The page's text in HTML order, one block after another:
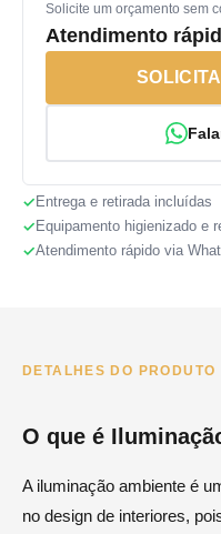
Solicite um orçamento sem
Atendimento
Entrega e retirada incluídas
Equipamento higienizado e
Atendimento rápido via
DETALHES DO PRODUTO
O que é
A iluminação ambiente é
no design de interiores,